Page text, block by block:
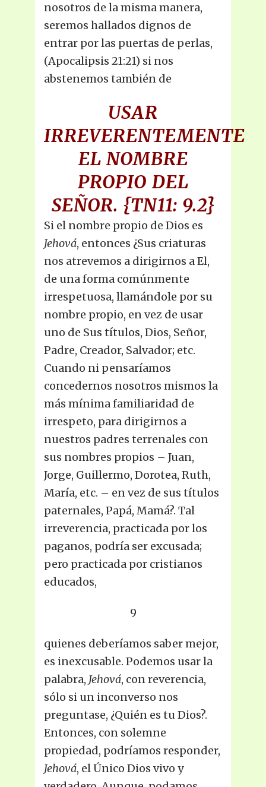
nosotros de la misma manera,
seremos hallados dignos de
entrar por las puertas de perlas,
(Apocalipsis 21:21) si nos
abstenemos también de
USAR
IRREVERENTEMENTE
EL NOMBRE
PROPIO DEL
SEÑOR. {TN11: 9.2}
Si el nombre propio de Dios es
Jehová, entonces ¿Sus criaturas
nos atrevemos a dirigirnos a El,
de una forma comúnmente
irrespetuosa, llamándole por su
nombre propio, en vez de usar
uno de Sus títulos, Dios, Señor,
Padre, Creador, Salvador; etc.
Cuando ni pensaríamos
concedernos nosotros mismos la
más mínima familiaridad de
irrespeto, para dirigirnos a
nuestros padres terrenales con
sus nombres propios – Juan,
Jorge, Guillermo, Dorotea, Ruth,
María, etc. – en vez de sus títulos
paternales, Papá, Mamá?. Tal
irreverencia, practicada por los
paganos, podría ser excusada;
pero practicada por cristianos
educados,
9
quienes deberíamos saber mejor,
es inexcusable. Podemos usar la
palabra, Jehová, con reverencia,
sólo si un inconverso nos
preguntase, ¿Quién es tu Dios?.
Entonces, con solemne
propiedad, podríamos responder,
Jehová, el Único Dios vivo y